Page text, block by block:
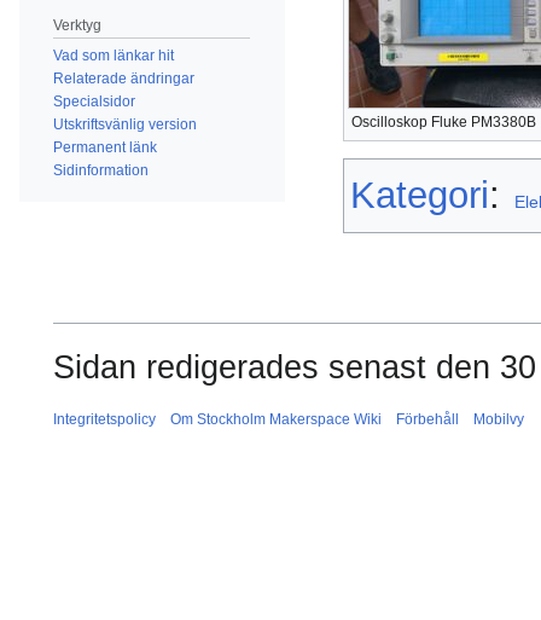
Verktyg
Vad som länkar hit
Relaterade ändringar
Specialsidor
Utskriftsvänlig version
Permanent länk
Sidinformation
Oscilloskop Fluke PM3380B
Kategori:
Sidan redigerades senast den
Integritetspolicy Om Stockholm Makerspace Wiki Förbehåll Mobilvy